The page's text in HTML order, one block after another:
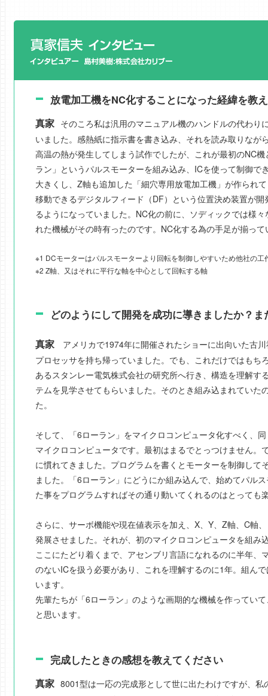
放電加工機をNC化することになった経緯を教
真家 そのころ私は汎用のマニュアル機のハンドルの代わり
いました。感熱紙に指示書を書き込み、それを読み取りな
高温の熱が発生してしまう試作でしたが、これが最初のNC
ラン」というパルスモーターを組み込み、ICを使って制御
大きくし、Z軸も追加した「細穴専用放電加工機」が作られ
移動できるデジタルフィード（DF）という位置決め装置が
るようになっていました。NC化の前に、ソディックでは様
れた機械がその時有ったのです。NC化する為の手足が揃っ
※1 DCモーターはパルスモーターより回転を制御しやすいため他社の
※2 Z軸、又はそれに平行な軸を中心として回転する軸
どのようにして開発を成功に導きましたか？
真家
アメリカで1974年に開催されたショーに出向いた古
プロセッサを持ち帰っていました。でも、これだけではも
あるスタンレー電気株式会社の研究所へ行き、構造を理解
テムを見学させてもらいました。そのとき組み込まれてい
た。
そして、「6ローラン」をマイクロコンピュータ化すべく、
マイクロコンピュータです。最初はまるでとっつけません
に慣れてきました。プログラムを書くとモーターを制御し
ました。「6ローラン」にどうにか組み込んで、始めてパル
た事をプログラムすればその通り動いてくれるのはとっても
さらに、サーボ機能や現在値表示を加え、X、Y、Z軸、C軸
発展させました。それが、初のマイクロコンピュータを組み
ここにたどり着くまで、アセンブリ言語になれるのに半年
のないICを扱う必要があり、これを理解するのに1年。組ん
います。
先輩たちが「6ローラン」のような画期的な機械を作ってい
と思います。
完成したときの感想を教えてください
真家 8001型は一応の完成形として世に出たわけですが、